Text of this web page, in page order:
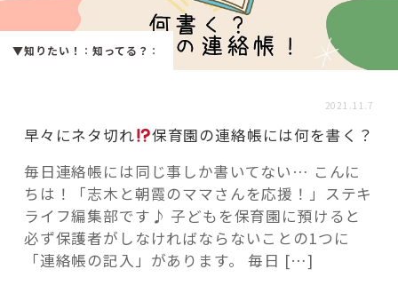
HAREL HAREL
活用事例
「モノ」
fleXe リノベ事例
「ひと」
▼知りたい！ ：知ってる？ ：
2021.11.7
早々にネタ切れ
保育園の連絡帳には何を書く？
毎日連絡帳には同じ事しか書いてない… こんに
ちは！「志木と朝霞のママさんを応援！」ステキ
ライフ編集部です♪ 子どもを保育園に預けると
必ず保護者がしなければならないことの1つに
「連絡帳の記入」があります。 毎日 […]